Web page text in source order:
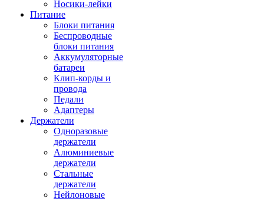
Носики-лейки
Питание
Блоки питания
Беспроводные
блоки питания
Аккумуляторные
батареи
Клип-корды и
провода
Педали
Адаптеры
Держатели
Одноразовые
держатели
Алюминиевые
держатели
Стальные
держатели
Нейлоновые